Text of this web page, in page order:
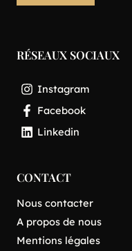
RÉSEAUX SOCIAUX
Instagram
Facebook
Linkedin
CONTACT
Nous contacter
A propos de nous
Mentions légales